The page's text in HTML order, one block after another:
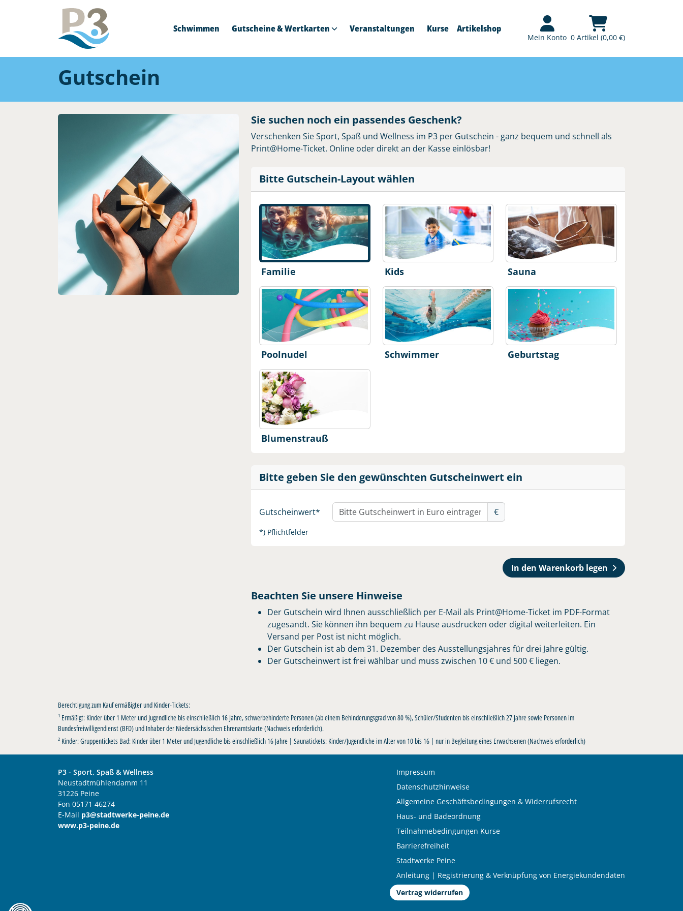
Schwimmen Gutscheine & Wertkarten Veranstaltungen Kurse Artikelshop
Mein Konto 0 Artikel (0,00 €)
Gutschein
Sie suchen noch ein passendes Geschenk?
Verschenken Sie Sport, Spaß und Wellness im P3 per Gutschein - ganz bequem und schnell als
Print@Home-Ticket. Online oder direkt an der Kasse einlösbar!
Bitte Gutschein-Layout wählen
Familie Kids Sauna
Poolnudel Schwimmer Geburtstag
Blumenstrauß
Bitte geben Sie den gewünschten Gutscheinwert ein
Gutscheinwert €
*) Pflichtfelder
In den Warenkorb legen
Beachten Sie unsere Hinweise
Der Gutschein wird Ihnen ausschließlich per E-Mail als Print@Home-Ticket im PDF-Format
zugesandt. Sie können ihn bequem zu Hause ausdrucken oder digital weiterleiten. Ein
Versand per Post ist nicht möglich.
Der Gutschein ist ab dem 31. Dezember des Ausstellungsjahres für drei Jahre gültig.
Der Gutscheinwert ist frei wählbar und muss zwischen 10 € und 500 € liegen.
Berechtigung zum Kauf ermäßigter und Kinder-Tickets:
¹ Ermäßigt: Kinder über 1 Meter und Jugendliche bis einschließlich 16 Jahre, schwerbehinderte Personen (ab einem Behinderungsgrad von 80 %), Schüler/Studenten bis einschließlich 27 Jahre sowie Personen im
Bundesfreiwilligendienst (BFD) und Inhaber der Niedersächsischen Ehrenamtskarte (Nachweis erforderlich).
² Kinder: Gruppentickets Bad: Kinder über 1 Meter und Jugendliche bis einschließlich 16 Jahre | Saunatickets: Kinder/Jugendliche im Alter von 10 bis 16 | nur in Begleitung eines Erwachsenen (Nachweis erforderlich)
P3 - Sport, Spaß & Wellness
Neustadtmühlendamm 11
31226 Peine
Fon 05171 46274
E-Mail p3@stadtwerke-peine.de
www.p3-peine.de
Impressum
Datenschutzhinweise
Allgemeine Geschäftsbedingungen & Widerrufsrecht
Haus- und Badeordnung
Teilnahmebedingungen Kurse
Barrierefreiheit
Stadtwerke Peine
Anleitung | Registrierung & Verknüpfung von Energiekundendaten
Vertrag widerrufen